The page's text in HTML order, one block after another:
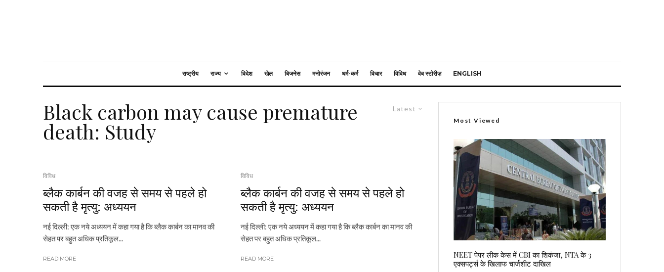
राष्ट्रीय राज्य विदेश खेल बिजनेस मनोरंजन धर्म-कर्म विचार विविध वेब स्टोरीज़ ENGLISH
Latest
Black carbon may cause premature
death: Study
विविध
ब्लैक कार्बन की वजह से समय से पहले हो
सकती है मृत्यु: अध्ययन
नई दिल्ली: एक नये अध्ययन में कहा गया है कि ब्लैक कार्बन का मानव की
सेहत पर बहुत अधिक प्रतिकूल...
READ MORE
विविध
ब्लैक कार्बन की वजह से समय से पहले हो
सकती है मृत्यु: अध्ययन
नई दिल्ली: एक नये अध्ययन में कहा गया है कि ब्लैक कार्बन का मानव की
सेहत पर बहुत अधिक प्रतिकूल...
READ MORE
Most Viewed
NEET पेपर लीक केस में CBI का शिकंजा, NTA के 3
एक्सपर्ट्स के खिलाफ चार्जशीट दाखिल